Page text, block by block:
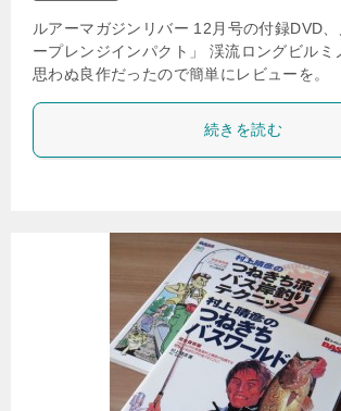
ルアーマガジンリバー 12月号の付録DVD
ープレンジインパクト」 渓流ロングビルミ
思わぬ良作だったので簡単にレビューを。
続きを読む